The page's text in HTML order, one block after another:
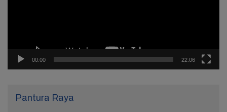
00:00 22:06
Pantura Raya